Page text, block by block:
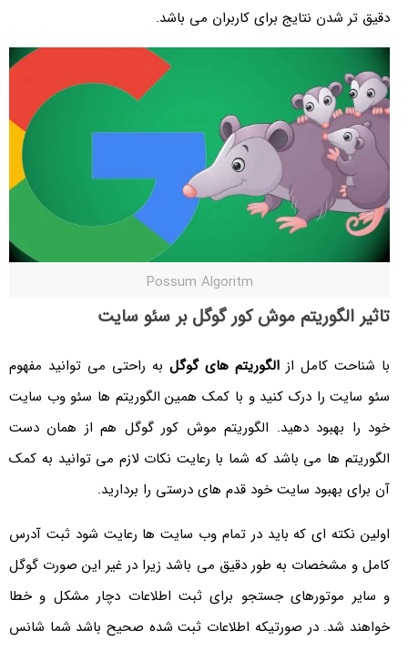
دقیق تر شدن نتایج برای کاربران می باشد.
Possum Algoritm
تاثیر الگوریتم موش کور گوگل بر سئو سایت
با شناحت کامل از الگوریتم های گوگلبه راحتی می توانید مفهوم
سئو سایت را درک کنید و با کمک همین الگوریتم ها سئو وب سایت
خود را بهبود دهید. الگوریتم موش کور گوگل هم از همان دست
الگوریتم ها می باشد که شما با رعایت نکات لازم می توانید به کمک
آن برای بهبود سایت خود قدم های درستی را بردارید.
اولین نکته ای که باید در تمام وب سایت ها رعایت شود ثبت آدرس
کامل و مشخصات به طور دقیق می باشد زیرا در غیر این صورت گوگل
و سایر موتورهای جستجو برای ثبت اطلاعات دچار مشکل و خطا
خواهند شد. در صورتیکه اطلاعات ثبت شده صحیح باشد شما شانس